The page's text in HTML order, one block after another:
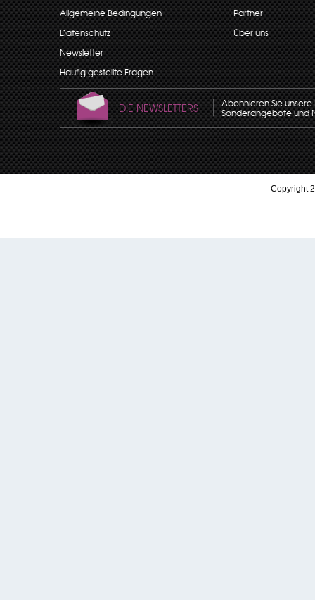
Allgemeine Bedingungen
Datenschutz
Newsletter
Häufig gestellte Fragen
Partner
Über uns
DIE NEWSLETTERS Abonnieren Sie
Sonderangebote und
Copyright